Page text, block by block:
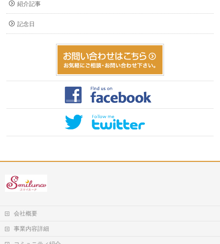
紹介記事
記念日
会社概要
事業内容詳細